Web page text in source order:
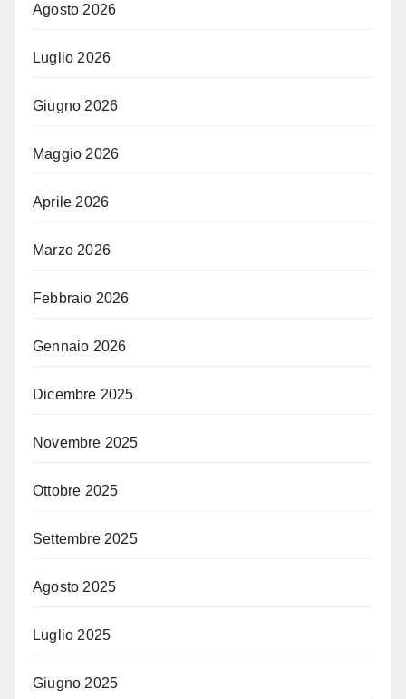
Agosto 2026
Luglio 2026
Giugno 2026
Maggio 2026
Aprile 2026
Marzo 2026
Febbraio 2026
Gennaio 2026
Dicembre 2025
Novembre 2025
Ottobre 2025
Settembre 2025
Agosto 2025
Luglio 2025
Giugno 2025